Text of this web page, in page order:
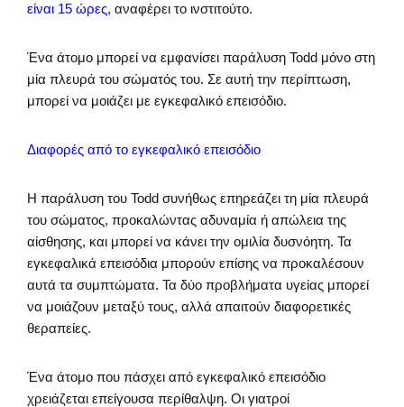
είναι 15 ώρες, αναφέρει το ινστιτούτο.
Ένα άτομο μπορεί να εμφανίσει παράλυση Todd μόνο στη
μία πλευρά του σώματός του. Σε αυτή την περίπτωση,
μπορεί να μοιάζει με εγκεφαλικό επεισόδιο.
Διαφορές από το εγκεφαλικό επεισόδιο
Η παράλυση του Todd συνήθως επηρεάζει τη μία πλευρά
του σώματος, προκαλώντας αδυναμία ή απώλεια της
αίσθησης, και μπορεί να κάνει την ομιλία δυσνόητη. Τα
εγκεφαλικά επεισόδια μπορούν επίσης να προκαλέσουν
αυτά τα συμπτώματα. Τα δύο προβλήματα υγείας μπορεί
να μοιάζουν μεταξύ τους, αλλά απαιτούν διαφορετικές
θεραπείες.
Ένα άτομο που πάσχει από εγκεφαλικό επεισόδιο
χρειάζεται επείγουσα περίθαλψη. Οι γιατροί